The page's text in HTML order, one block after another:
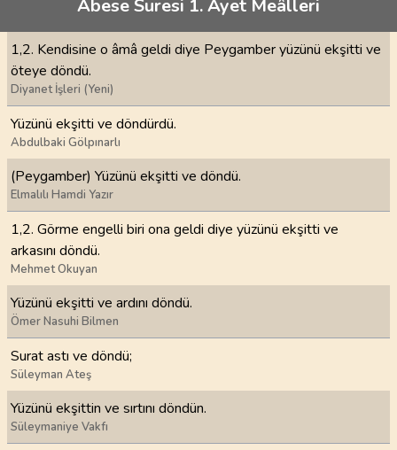
Abese Suresi 1. Ayet Meâlleri
1,2. Kendisine o âmâ geldi diye Peygamber yüzünü ekşitti ve
öteye döndü.
Diyanet İşleri (Yeni)
Yüzünü ekşitti ve döndürdü.
Abdulbaki Gölpınarlı
(Peygamber) Yüzünü ekşitti ve döndü.
Elmalılı Hamdi Yazır
1,2. Görme engelli biri ona geldi diye yüzünü ekşitti ve
arkasını döndü.
Mehmet Okuyan
Yüzünü ekşitti ve ardını döndü.
Ömer Nasuhi Bilmen
Surat astı ve döndü;
Süleyman Ateş
Yüzünü ekşittin ve sırtını döndün.
Süleymaniye Vakfı